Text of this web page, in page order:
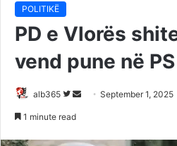
POLITIKË
PD e Vlorës
vend pune në
alb365
Follow
Send September 1, 2025
1 minute read